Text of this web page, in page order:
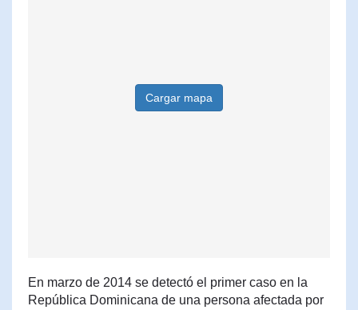
Cargar mapa
En marzo de 2014 se detectó el primer caso en la
República Dominicana de una persona afectada por